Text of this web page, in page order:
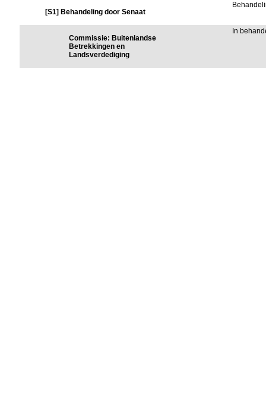
[S1] Behandeling door Senaat
Commissie: Buitenlandse
Betrekkingen en
Landsverdediging
In